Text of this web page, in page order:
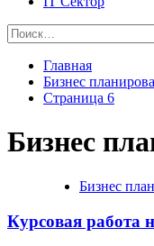
Найти:
Главная
Бизнес
Страница 6
Бизнес
Бизнес
Курсовая работа